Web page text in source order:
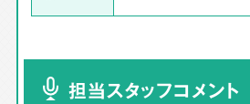
担当スタッフコメント